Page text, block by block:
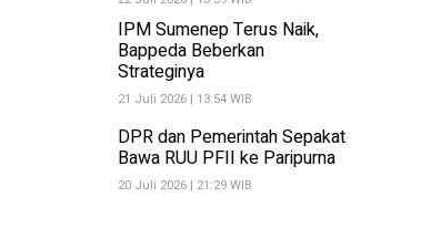
IPM Sumenep Terus Naik,
Bappeda Beberkan
Strateginya
21 Juli 2026 | 13:54 WIB
DPR dan Pemerintah Sepakat
Bawa RUU PFII ke Paripurna
20 Juli 2026 | 21:29 WIB